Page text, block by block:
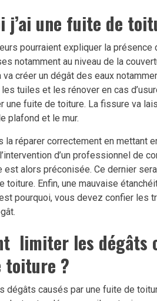
j’ai une fuite de
pourraient expliquer la présence
notamment au niveau de la
va créer un dégât des eaux
tuiles et les rénover en cas
une fuite de toiture. La fissure va
plafond et le mur.
la réparer correctement en mettant
d’un professionnel de
est alors préconisée. Ce dernier
toiture. Enfin, une mauvaise
pourquoi, vous devez confier les
limiter les dégâts
toiture ?
dégâts causés par une fuite de